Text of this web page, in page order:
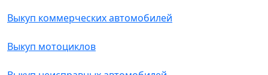
Выкуп коммерческих автомобилей
Выкуп мотоциклов